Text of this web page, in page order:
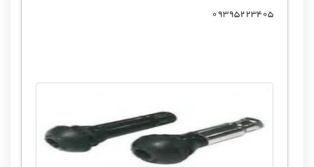
09395223405